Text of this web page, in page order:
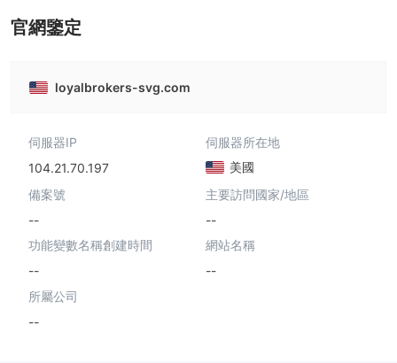
官網鑒定
loyalbrokers-svg.com
伺服器IP
104.21.70.197
伺服器所在地
美國
備案號
--
主要訪問國家/地區
--
功能變數名稱創建時間
--
網站名稱
--
所屬公司
--